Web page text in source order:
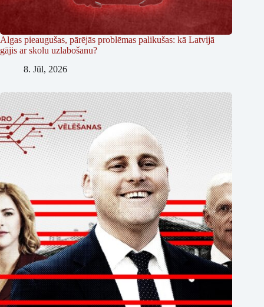
Algas pieaugušas, pārējās problēmas palikušas: kā Latvijā
gājis ar skolu uzlabošanu?
8. Jūl, 2026